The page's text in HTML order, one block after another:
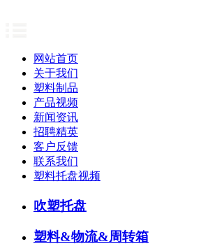
网站首页
关于我们
塑料制品
产品视频
新闻资讯
招聘精英
客户反馈
联系我们
塑料托盘视频
吹塑托盘
塑料&物流&周转箱